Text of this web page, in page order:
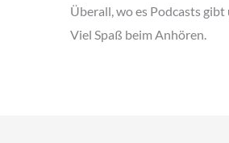
Überall, wo es Podcasts
Viel Spaß beim Anhören.